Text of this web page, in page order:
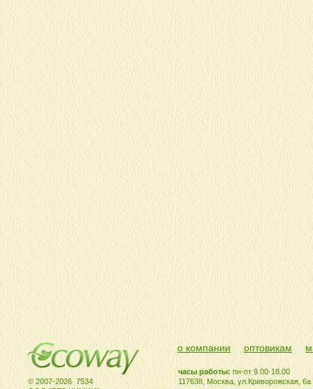
© 2007-2026 7534
часы работы: пн-пт 9.00-18.00
117638, Москва, ул.Криворожская, 6а
о компании оптовикам